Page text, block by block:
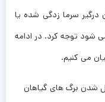
درگیر سرما زدگی شده یا
شود توجه کرد. در ادامه
می کنیم.
شدن برگ های گیاهان